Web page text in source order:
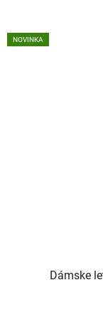
NOVINKA
Dámske